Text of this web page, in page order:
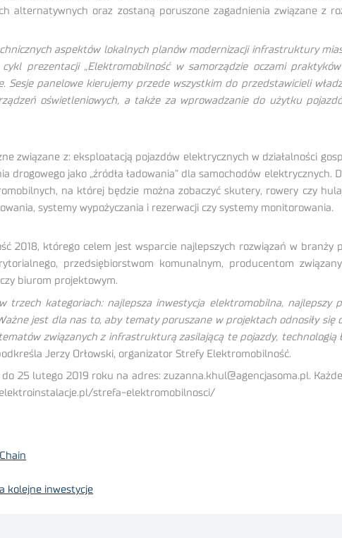
alternatywnych oraz zostaną poruszone zagadnienia związane z
aspektów lokalnych planów modernizacji infrastruktury
prezentacji „Elektromobilność w samorządzie oczami
panelowe kierujemy przede wszystkim do przedstawicieli
oświetleniowych, a także za wprowadzanie do użytku
związane z: eksploatacją pojazdów elektrycznych w działalności
drogowego jako „źródła ładowania” dla samochodów elektrycznych.
na której będzie można zobaczyć skutery, rowery czy
systemy wypożyczania i rezerwacji czy systemy monitorowania.
2018, którego celem jest wsparcie najlepszych rozwiązań w branży
przedsiębiorstwom komunalnym, producentom
biurom projektowym.
trzech kategoriach: najlepsza inwestycja elektromobilna,
jest dla nas to, aby tematy poruszane w projektach odnosiły się
związanych z infrastrukturą zasilającą te pojazdy, technologią
Jerzy Orłowski, organizator Strefy Elektromobilność.
25 lutego 2019 roku na adres: zuzanna.khul@agencjasoma.pl.
strefa-elektromobilnosci/
kolejne inwestycje